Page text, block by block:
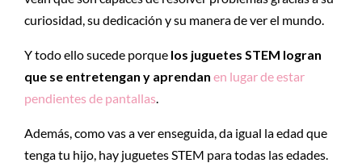
curiosidad, su dedicación y su manera de ver el mundo.
Y todo ello sucede porque los juguetes STEM logran
que se entretengan y aprendan en lugar de estar
pendientes de pantallas
Además, como vas a ver enseguida, da igual la edad que
tenga tu hijo, hay juguetes STEM para todas las edades.